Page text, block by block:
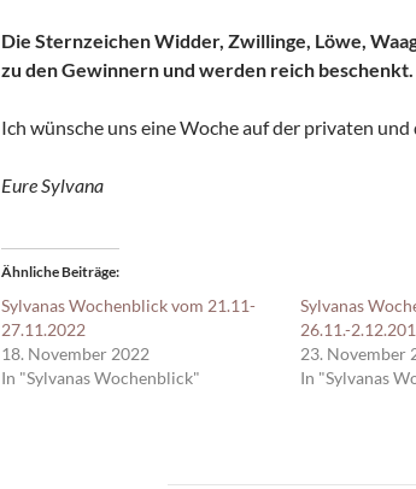
Die Sternzeichen Widder, Zwillinge, Löwe,
zu den Gewinnern und werden reich beschenkt.
Ich wünsche uns eine Woche auf der privaten
Eure Sylvana
Ähnliche Beiträge
Sylvanas Wochenblick vom 21.11-
27.11.2022
18. November 2022
In "Sylvanas Wochenblick"
Sylvanas
26.11.-
23. November
In "Sylvanas